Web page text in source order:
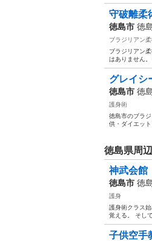
守破離
徳島市 徳
ブラジリアン
ブラジリアン
はありません
グレイシ
徳島市 徳
護身術
徳島市のブラ
供・ダイエッ
徳島県周
神武会
徳島市 徳
護身
護身術クラス
覚える。 そし
子供空手